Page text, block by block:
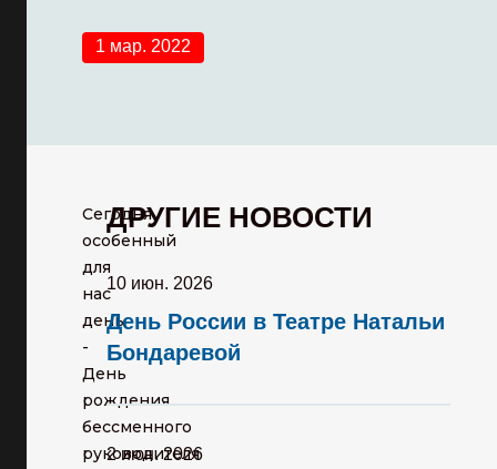
1 мар. 2022
Сегодня
особенный
для
нас
день
-
День
рождения
бессменного
руководителя
ДРУГИЕ НОВОСТИ
10 июн. 2026
День России в Театре Натальи
Бондаревой
2 июн. 2026